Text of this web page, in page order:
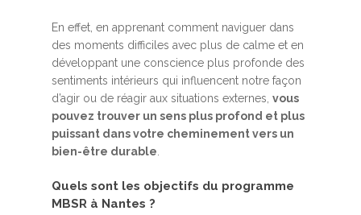
En effet, en apprenant comment naviguer dans
des moments difficiles avec plus de calme et en
développant une conscience plus profonde des
sentiments intérieurs qui influencent notre façon
d’agir ou de réagir aux situations externes, vous
pouvez trouver un sens plus profond et plus
puissant dans votre cheminement vers un
bien-être durable
Quels sont les objectifs du programme
MBSR à Nantes ?